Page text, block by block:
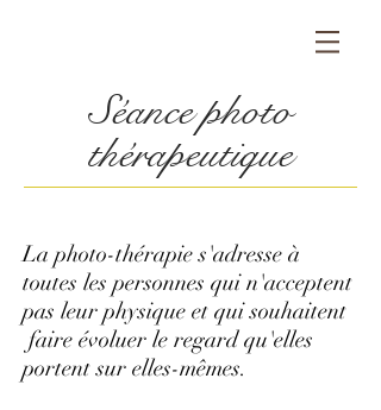
Séance photo
thérapeutique
La photo-thérapie s'adresse à
toutes les personnes qui n'acceptent
pas leur physique et qui souhaitent
faire évoluer le regard qu'elles
portent sur elles-mêmes.